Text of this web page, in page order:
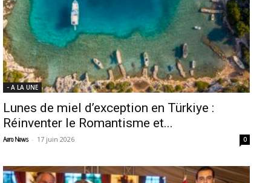
- A LA UNE
Lunes de miel d’exception en Türkiye :
Réinventer le Romantisme et...
Aero News - 17 juin 2026 0